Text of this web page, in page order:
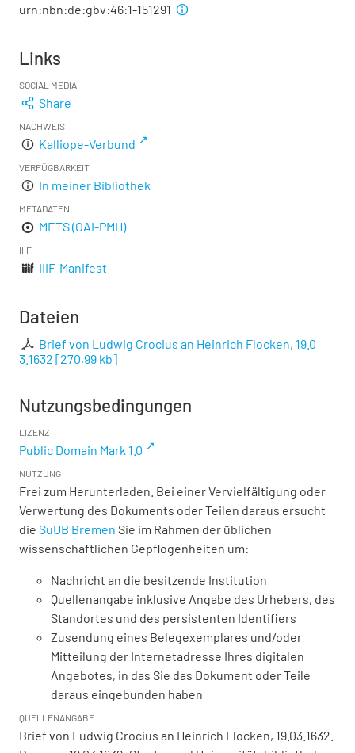
urn:nbn:de:gbv:46:1-151291
Links
SOCIAL MEDIA
Share
NACHWEIS
Kalliope-Verbund
VERFÜGBARKEIT
In meiner Bibliothek
METADATEN
METS (OAI-PMH)
IIIF
IIIF-Manifest
Dateien
Brief von Ludwig Crocius an Heinrich Flocken, 19.0
3.1632 [270,99 kb]
Nutzungsbedingungen
LIZENZ
Public Domain Mark 1.0
NUTZUNG
Frei zum Herunterladen. Bei einer Vervielfältigung oder
Verwertung des Dokuments oder Teilen daraus ersucht
die SuUB Bremen Sie im Rahmen der üblichen
wissenschaftlichen Gepflogenheiten um:
Nachricht an die besitzende Institution
Quellenangabe inklusive Angabe des Urhebers, des
Standortes und des persistenten Identifiers
Zusendung eines Belegexemplares und/oder
Mitteilung der Internetadresse Ihres digitalen
Angebotes, in das Sie das Dokument oder Teile
daraus eingebunden haben
QUELLENANGABE
Brief von Ludwig Crocius an Heinrich Flocken, 19.03.1632.